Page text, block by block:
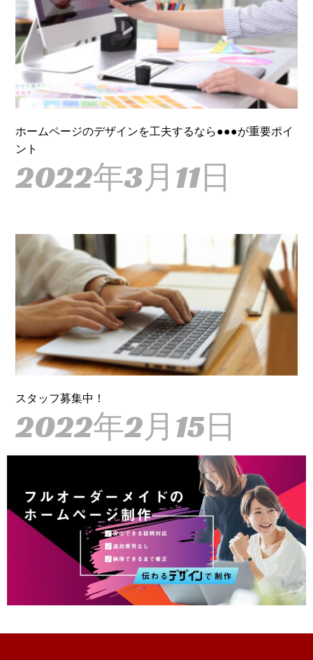
ホームページのデザインを工夫するなら●●●が重要ポイ
ント
2022年3月11日
スタッフ募集中！
2022年2月15日